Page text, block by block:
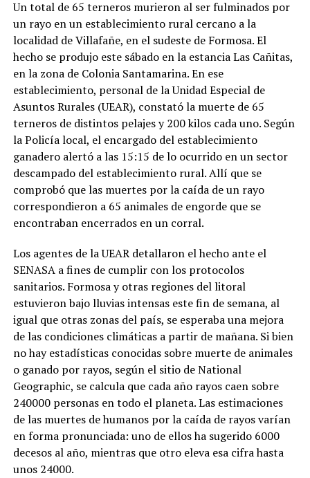
Un total de 65 terneros murieron al ser fulminados por
un rayo en un establecimiento rural cercano a la
localidad de Villafañe, en el sudeste de Formosa. El
hecho se produjo este sábado en la estancia Las Cañitas,
en la zona de Colonia Santamarina. En ese
establecimiento, personal de la Unidad Especial de
Asuntos Rurales (UEAR), constató la muerte de 65
terneros de distintos pelajes y 200 kilos cada uno. Según
la Policía local, el encargado del establecimiento
ganadero alertó a las 15:15 de lo ocurrido en un sector
descampado del establecimiento rural. Allí que se
comprobó que las muertes por la caída de un rayo
correspondieron a 65 animales de engorde que se
encontraban encerrados en un corral.
Los agentes de la UEAR detallaron el hecho ante el
SENASA a fines de cumplir con los protocolos
sanitarios. Formosa y otras regiones del litoral
estuvieron bajo lluvias intensas este fin de semana, al
igual que otras zonas del país, se esperaba una mejora
de las condiciones climáticas a partir de mañana. Si bien
no hay estadísticas conocidas sobre muerte de animales
o ganado por rayos, según el sitio de National
Geographic, se calcula que cada año rayos caen sobre
240000 personas en todo el planeta. Las estimaciones
de las muertes de humanos por la caída de rayos varían
en forma pronunciada: uno de ellos ha sugerido 6000
decesos al año, mientras que otro eleva esa cifra hasta
unos 24000.